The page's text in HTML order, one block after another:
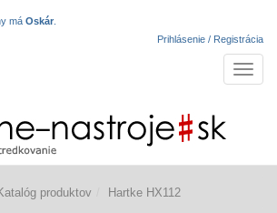
má Oskár
Prihlásenie / Registrácia
produktov Hartke HX112